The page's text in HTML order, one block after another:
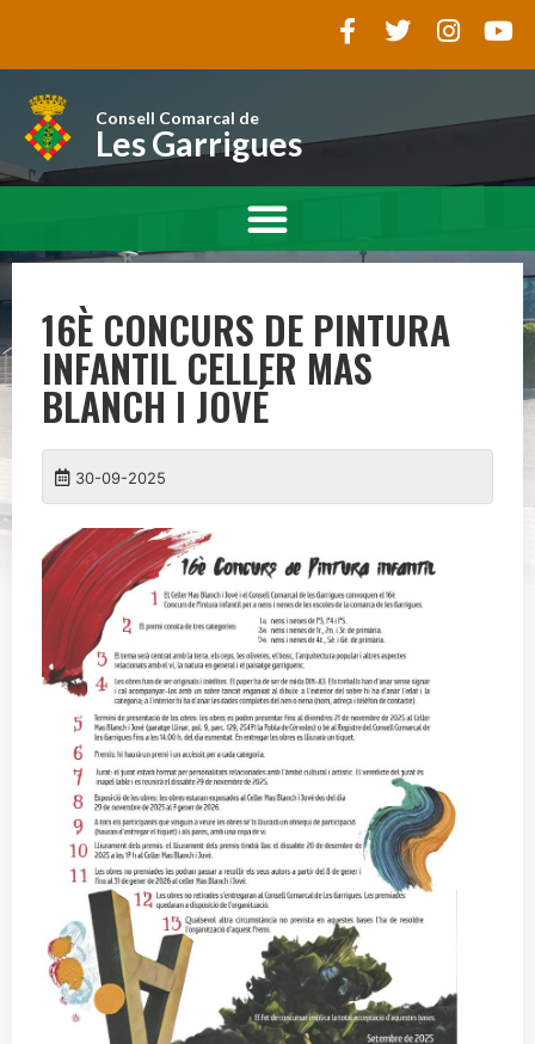
Consell Comarcal de
Les Garrigues
16È CONCURS DE PINTURA
INFANTIL CELLER MAS
BLANCH I JOVÉ
30-09-2025